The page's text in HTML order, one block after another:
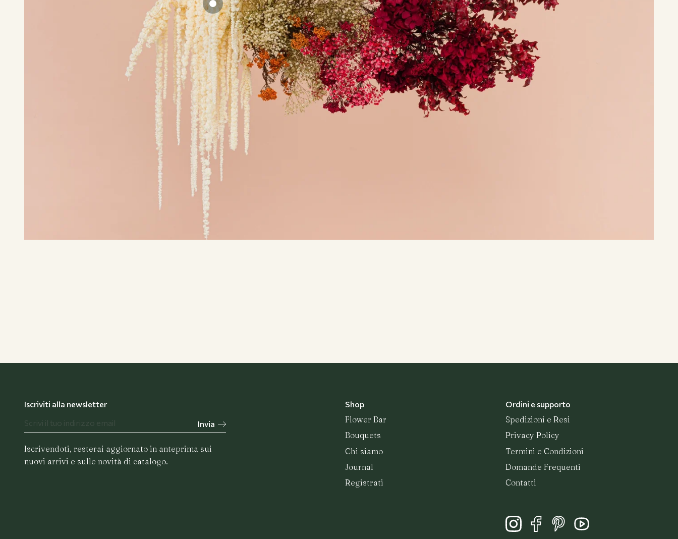
Iscriviti alla newsletter
Invia
Iscrivendoti, resterai aggiornato in anteprima sui
nuovi arrivi e sulle novità di catalogo.
Shop
Flower Bar
Bouquets
Chi siamo
Journal
Registrati
Ordini e supporto
Spedizioni e Resi
Privacy Policy
Termini e Condizioni
Domande Frequenti
Contatti